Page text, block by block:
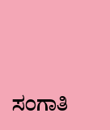
ಸಂಗಾತಿ